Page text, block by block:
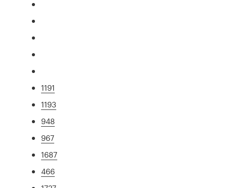
1191
1193
948
967
1687
466